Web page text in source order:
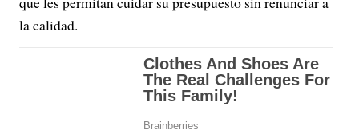
la calidad.